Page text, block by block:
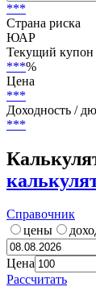
***
Страна риска
ЮАР
Текущий купон
***%
Цена
***
Доходность /
***
Справочник
цены
Цена
Рассчитать